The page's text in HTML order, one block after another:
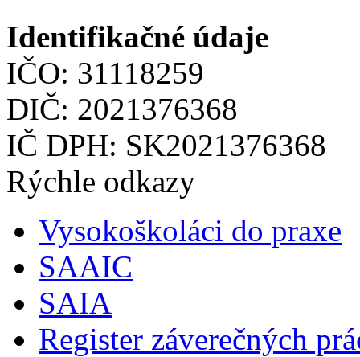
Identifikačné údaje
IČO: 31118259
DIČ: 2021376368
IČ DPH: SK2021376368
Rýchle odkazy
Vysokoškoláci do praxe
SAAIC
SAIA
Register záverečných